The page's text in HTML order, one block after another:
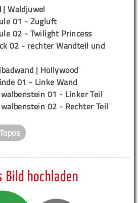
| Waldjuwel
01 - Zugluft
02 - Twilight Princess
02 - rechter Wandteil und
| Hollywood
01 - Linke Wand
01 - Linker Teil
02 - Rechter Teil
Bild hochladen